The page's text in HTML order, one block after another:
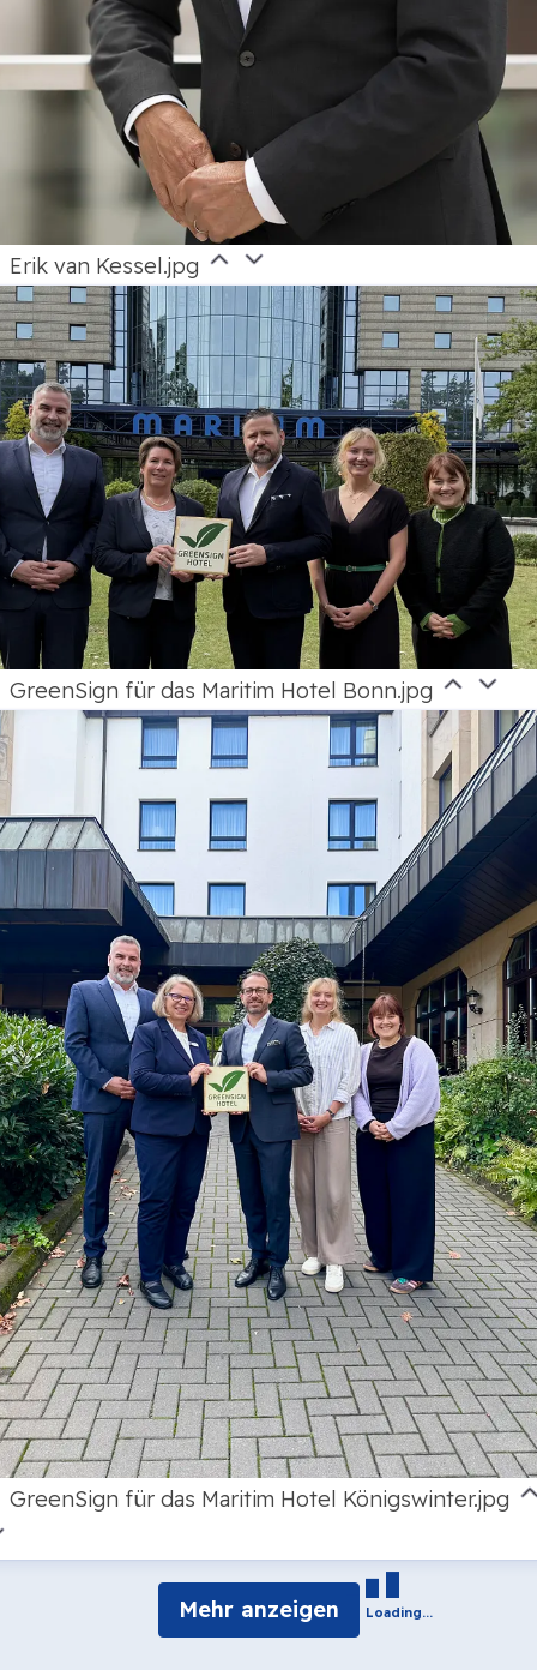
Erik van Kessel.jpg
GreenSign für das Maritim Hotel Bonn.jpg
GreenSign für das Maritim Hotel Königswinter.jpg
Mehr anzeigen Loading...